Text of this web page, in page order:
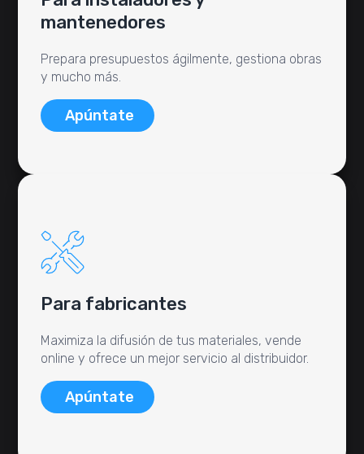
mantenedores
Prepara presupuestos ágilmente, gestiona obras
y mucho más.
Apúntate
Para fabricantes
Maximiza la difusión de tus materiales, vende
online y ofrece un mejor servicio al distribuidor.
Apúntate